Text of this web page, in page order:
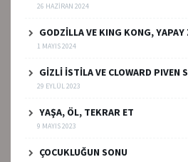
26 HAZIRAN 2024
GODZİLLA VE KING KONG,
1 MAYIS 2024
GİZLİ İSTİLA VE CLOWARD PIVEN
29 EYLÜL 2023
YAŞA, ÖL, TEKRAR ET
9 MAYIS 2023
ÇOCUKLUĞUN SONU